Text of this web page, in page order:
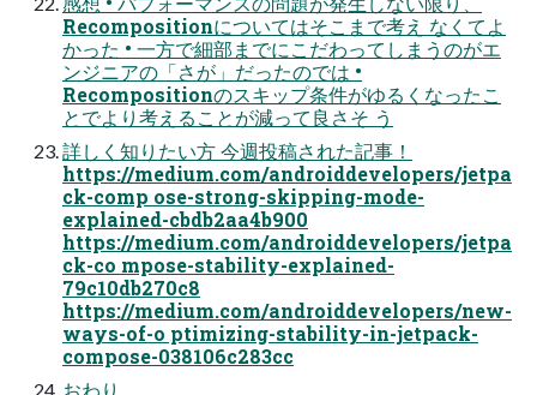
Recompositionについてはそこまで考え なくてよ
かった • 一方で細部までにこだわってしまうのがエ
ンジニアの「さが」だったのでは •
Recompositionのスキップ条件がゆるくなったこ
とでより考えることが減って良さそ う
詳しく知りたい方 今週投稿された記事！
https://medium.com/androiddevelopers/jetpa
ck-comp ose-strong-skipping-mode-
explained-cbdb2aa4b900
https://medium.com/androiddevelopers/jetpa
ck-co mpose-stability-explained-
79c10db270c8
https://medium.com/androiddevelopers/new-
ways-of-o ptimizing-stability-in-jetpack-
compose-038106c283cc
おわり